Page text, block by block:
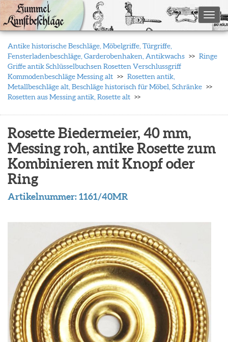
Antike historische Beschläge, Möbelgriffe, Türgriffe,
Fensterladenbeschläge, Garderobenhaken, Antikwachs
Ringe
Griffe antik Schlüsselbuchsen Rosetten Verschlussgriff
Kommodenbeschläge Messing alt
Rosetten antik,
Metallbeschläge alt, Beschläge historisch für Möbel, Schränke
Rosetten aus Messing antik, Rosette alt
Rosette Biedermeier, 40 mm,
Messing roh, antike Rosette zum
Kombinieren mit Knopf oder
Ring
Artikelnummer:1161/40MR